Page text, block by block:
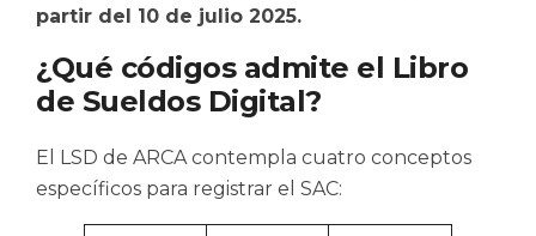
partir del 10 de julio 2025.
¿Qué códigos admite el Libro
de Sueldos Digital?
El LSD de ARCA contempla cuatro conceptos
específicos para registrar el SAC: